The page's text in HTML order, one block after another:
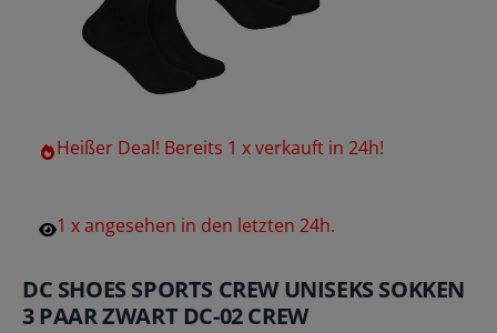
Heißer Deal! Bereits 1 xverkauft in 24h!
1 xangesehen in den letzten 24h.
DC SHOES SPORTS CREW UNISEKS SOKKEN
3 PAAR ZWART DC-02 CREW